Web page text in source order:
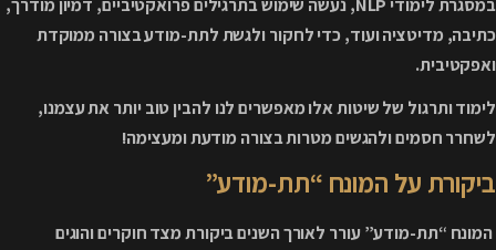
במסגרת לימודי NLP, נעשה שימוש בתרגילים פרואקטיביים, דמיון מודרך,
כתיבה, מדיטציה ועוד, כדי לחקור ולגשת לתת-מודע בצורה ממוקדת
ואפקטיבית.
לימוד ותרגול של שיטות אלו מאפשרים לנו להבין טוב יותר את עצמנו,
לשחרר חסמים ולהגשים מטרות בצורה מודעת ומעצימה!
ביקורת על המונח “תת-מודע”
המונח “תת-מודע” עורר לאורך השנים ביקורת מצד חוקרים והוגים